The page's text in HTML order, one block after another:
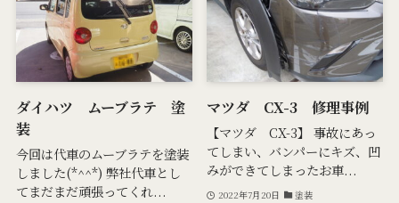
ダイハツ ムーブラテ 塗
装
今回は代車のムーブラテを塗装
しました(*^^*) 弊社代車とし
てまだまだ頑張ってくれ...
マツダ CX-3 修理事例
【マツダ CX-3】 事故にあっ
てしまい、バンパーにキズ、凹
みができてしまったお車...
2022年7月20日 塗装